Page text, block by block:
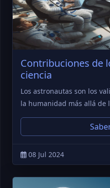
Contribuciones de
ciencia
Los astronautas son los
la humanidad más allá de
08 Jul 2024